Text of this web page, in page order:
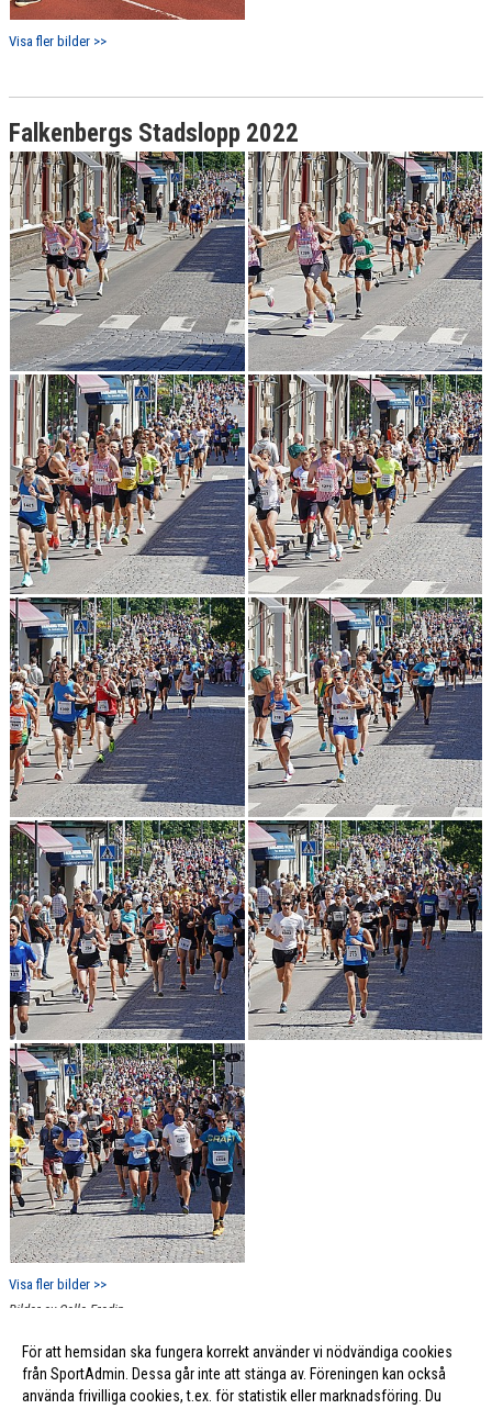
Visa fler bilder >>
Falkenbergs Stadslopp 2022
Visa fler bilder >>
Bilder av Calle Fredin
För att hemsidan ska fungera korrekt använder vi nödvändiga cookies
från SportAdmin. Dessa går inte att stänga av. Föreningen kan också
använda frivilliga cookies, t.ex. för statistik eller marknadsföring. Du